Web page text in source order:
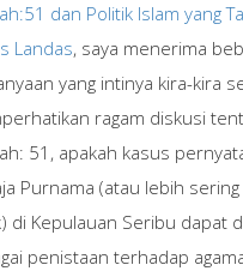
dan Politik Islam yang
Landas, saya menerima
yang intinya kira-kira
ragam diskusi
51, apakah kasus
Purnama (atau lebih
di Kepulauan Seribu dapat
penistaan terhadap